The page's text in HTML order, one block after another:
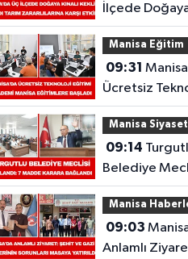
İlçede Doğaya
Keklik Salındı:
Zararlılarına
Manisa Eğitim
09:31 Manisa'da
Ücretsiz
Eğitimi:
Manisa
Başladı
Manisa Siyaset
09:14
Belediye
Toplandı: 7
Karara
Manisa
09:03 Manisa'da
Anlamlı